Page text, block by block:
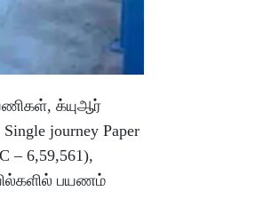
க்யுஆர்
journey Paper
– 6,59,561),
பயணம்